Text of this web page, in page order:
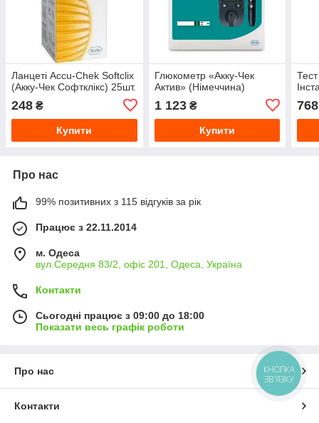
Ланцеті Accu-Chek Softclix
(Акку-Чек Софтклікс) 25шт.
248 ₴
Купити
Глюкометр «Акку-Чек
Актив» (Німеччина)
1 123₴
Купити
768
Про нас
99% позитивних з 115 відгуків за рік
Працює з 22.11.2014
м. Одеса
вул.Середня 83/2, офіс 201, Одеса, Україна
Контакти
Сьогодні працює з 09:00 до 18:00
Показати весь графік роботи
Про нас
Контакти
КНОПКА
ЗВ'ЯЗКУ